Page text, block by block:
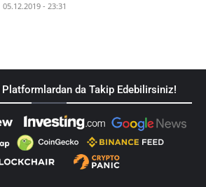
05.12.2019 - 23:31
da Takip Edebilirsiniz!